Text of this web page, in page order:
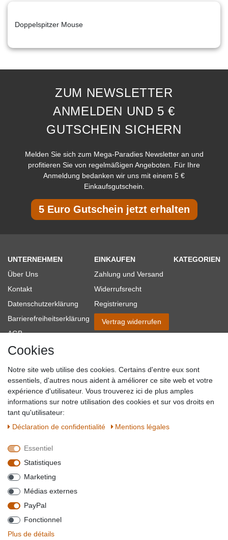
Doppelspitzer Mouse
ZUM NEWSLETTER
ANMELDEN UND 5 €
GUTSCHEIN SICHERN
Melden Sie sich zum Mega-Paradies Newsletter an und
profitieren Sie von regelmäßigen Angeboten. Für Ihre
Anmeldung bedanken wir uns mit einem 5 €
Einkaufsgutschein.
5 Euro Gutschein jetzt erhalten
UNTERNEHMEN
Über Uns
Kontakt
Datenschutzerklärung
Barrierefreiheitserklärung
AGB
Impressum
Blog
EINKAUFEN
Zahlung und Versand
Widerrufsrecht
Registrierung
Vertrag widerrufen
KATEGORIEN
SICHER EINKAUFEN
QUALITÄT
WIR AKZEPTIEREN
*Alle Preise verstehen sich inkl. MwSt. zzgl. Versandkosten. **Gilt für Lieferungen
innerhalb deutschlands, Lieferzeiten für andere Länder entnehmen Sie bitte der
Cookies
Notre site web utilise des cookies. Certains d'entre eux sont
essentiels, d'autres nous aident à améliorer ce site web et votre
expérience d'utilisateur. Vous trouverez ici de plus amples
informations sur notre utilisation des cookies et sur vos droits en
tant qu'utilisateur:
Déclaration de confidentialité
Mentions légales
Essentiel
Statistiques
Marketing
Médias externes
PayPal
Fonctionnel
Plus de détails